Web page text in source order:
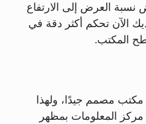
العرض إلى الارتفاع
الآن تحكم أكثر دقة في
المكتب.
مصمم جيدًا، ولهذا
المعلومات بمظهر